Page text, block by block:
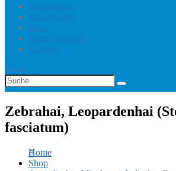
Briefmarken
Modellbahn
Blog
Benutzerkonto
Kontakt
Suche
Zebrahai, Leopardenhai
fasciatum)
Home
Shop